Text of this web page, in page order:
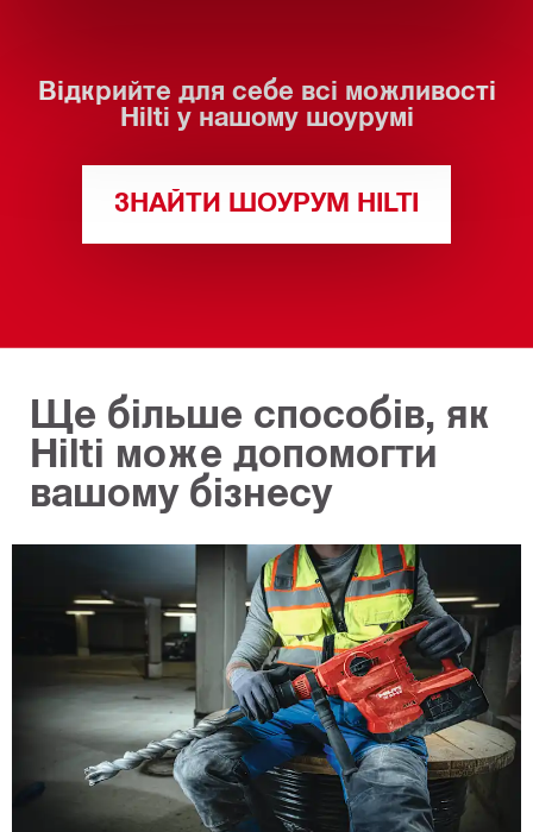
Відкрийте для себе всі можливості
Hilti у нашому шоурумі
ЗНАЙТИ ШОУРУМ HILTI
Ще більше способів, як
Hilti може допомогти
вашому бізнесу